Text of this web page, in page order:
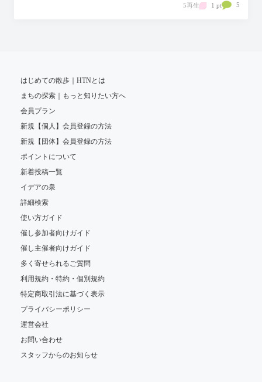
5再生 1 pt 5
はじめての散歩｜HTNとは
まちの探索｜もっと知りたい方へ
会員プラン
新規【個人】会員登録の方法
新規【団体】会員登録の方法
ポイントについて
新着投稿一覧
イデアの泉
詳細検索
使い方ガイド
催し参加者向けガイド
催し主催者向けガイド
多く寄せられるご質問
利用規約・特約・個別規約
特定商取引法に基づく表示
プライバシーポリシー
運営会社
お問い合わせ
スタッフからのお知らせ